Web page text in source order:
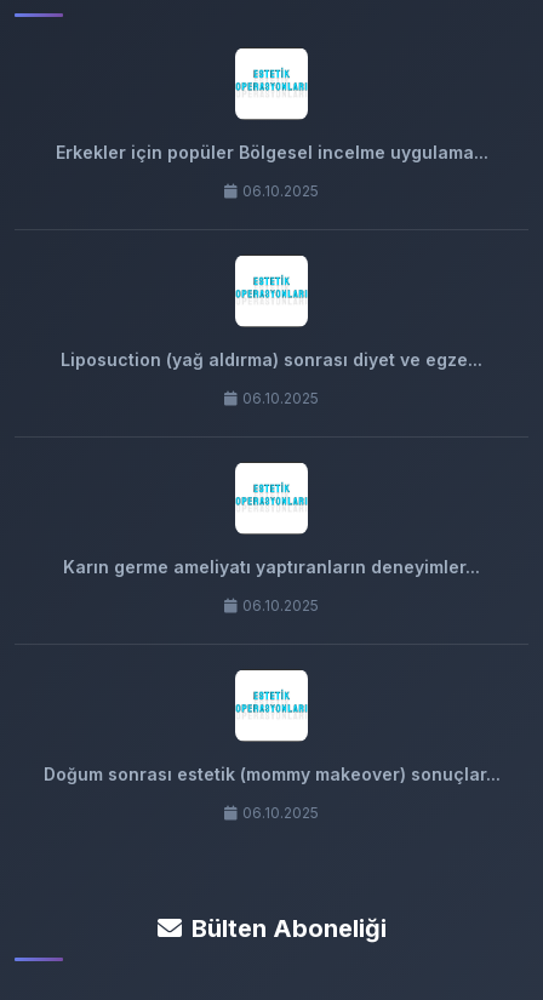
Erkekler için popüler Bölgesel incelme uygulama...
06.10.2025
Liposuction (yağ aldırma) sonrası diyet ve egze...
06.10.2025
Karın germe ameliyatı yaptıranların deneyimler...
06.10.2025
Doğum sonrası estetik (mommy makeover) sonuçlar...
06.10.2025
Bülten Aboneliği